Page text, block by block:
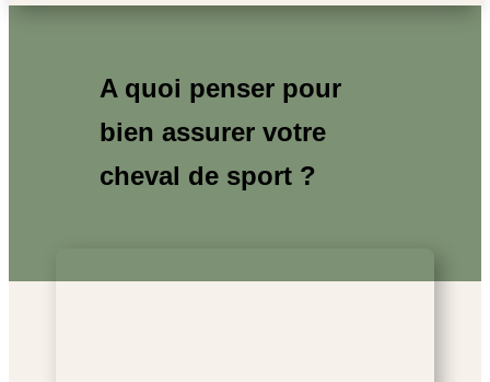
A quoi penser pour
bien assurer votre
cheval de sport ?